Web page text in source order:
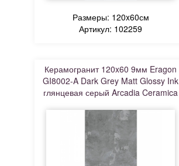
Размеры: 120x60см
Артикул: 102259
Керамогранит 120x60 9мм Eragon
GI8002-A Dark Grey Matt Glossy Ink
глянцевая серый Arcadia Ceramica